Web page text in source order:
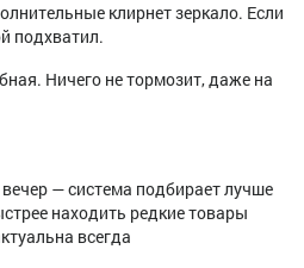
клирнет зеркало. Если
подхватил.
Ничего не тормозит, даже на
— система подбирает лучше
находить редкие товары
всегда